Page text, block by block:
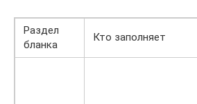
Раздел
бланка
Кто заполняет